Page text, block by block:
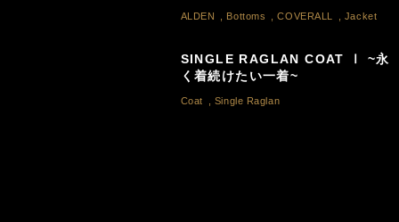
ALDEN Bottoms ,COVERALL Jacket
SINGLE RAGLAN COAT Ⅰ ~永
く着続けたい一着~
Coat Single Raglan